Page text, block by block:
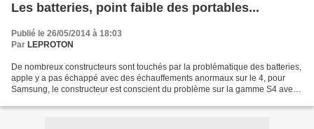
Les batteries, point faible des portables...
Publié le 26/05/2014 à 18:03
Par LEPROTON
De nombreux constructeurs sont touchés par la problématique des batteries,
apple y a pas échappé avec des échauffements anormaux sur le 4, pour
Samsung, le constructeur est conscient du problème sur la gamme S4 avec